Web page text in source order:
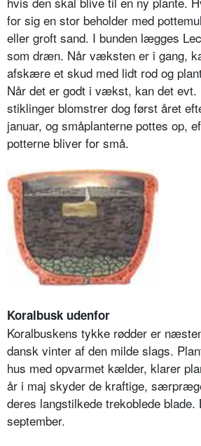
for sig en stor beholder med
eller groft sand. I bunden lægges
som dræn. Når væksten er i gang,
afskære et skud med lidt rod og
Når det er godt i vækst, kan det evt.
stiklinger blomstrer dog først året
januar, og småplanterne pottes op,
potterne bliver for små.
Koralbusk udenfor
Koralbuskens tykke rødder er
dansk vinter af den milde slags.
hus med opvarmet kælder, klarer
år i maj skyder de kraftige,
deres langstilkede trekoblede blade.
september.